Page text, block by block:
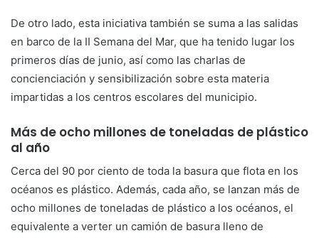
De otro lado, esta iniciativa también se suma a las salidas
en barco de la II Semana del Mar, que ha tenido lugar los
primeros días de junio, así como las charlas de
concienciación y sensibilización sobre esta materia
impartidas a los centros escolares del municipio.
Más de ocho millones de toneladas de plástico
al año
Cerca del 90 por ciento de toda la basura que flota en los
océanos es plástico. Además, cada año, se lanzan más de
ocho millones de toneladas de plástico a los océanos, el
equivalente a verter un camión de basura lleno de